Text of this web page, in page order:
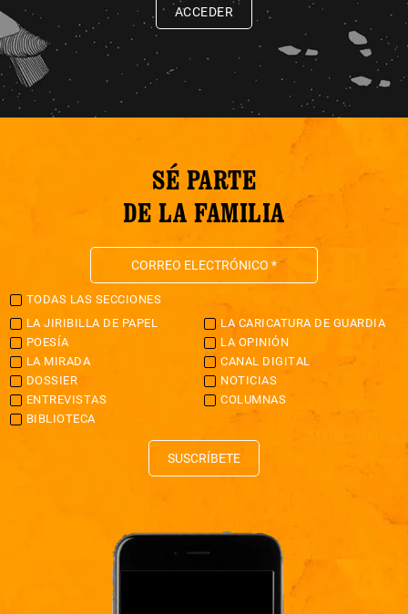
ACCEDER
SÉ PARTE
DE LA FAMILIA
TODAS LAS SECCIONES
LA JIRIBILLA DE PAPEL
LA CARICATURA DE GUARDIA
POESÍA
LA OPINIÓN
LA MIRADA
CANAL DIGITAL
DOSSIER
NOTICIAS
ENTREVISTAS
COLUMNAS
BIBLIOTECA
SUSCRÍBETE